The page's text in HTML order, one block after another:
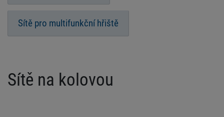
Sítě pro multifunkční hřiště
Sítě na kolovou